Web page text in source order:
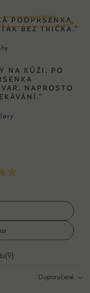
PODPRSENKA.
BEZ TRIČKA.”
NA KŮŽI, PO
NAPROSTO
9)
Doporučené